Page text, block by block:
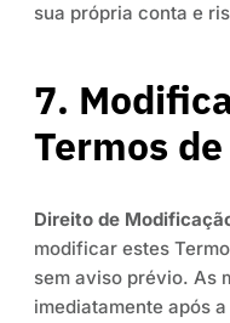
sua própria conta e
7.
Termos
Direito de
modificar estes
sem aviso prévio. As
imediatamente após